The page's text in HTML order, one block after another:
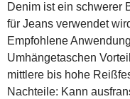
Denim ist ein schwerer
für Jeans verwendet
Empfohlene
Umhängetaschen
mittlere bis hohe
Nachteile: Kann